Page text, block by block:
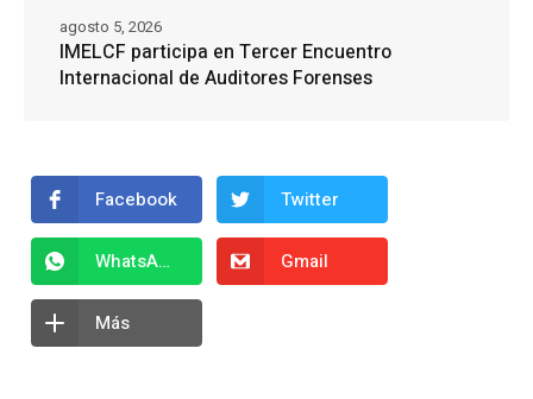
IMELCF participa en Tercer Encuentro
Internacional de Auditores Forenses
agosto 5, 2026
Facebook Twitter
WhatsApp Gmail
Más